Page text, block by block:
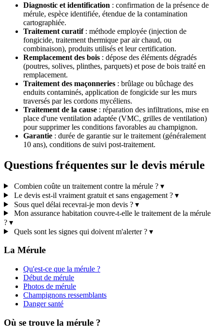
Diagnostic et identification : confirmation de la présence de
mérule, espèce identifiée, étendue de la contamination
cartographiée.
Traitement curatif: méthode employée (injection de
fongicide, traitement thermique par air chaud, ou
combinaison), produits utilisés et leur certification.
Remplacement des bois : dépose des éléments dégradés
(poutres, solives, plinthes, parquets) et pose de bois traité en
remplacement.
Traitement des maçonneries : brûlage ou bûchage des
enduits contaminés, application de fongicide sur les murs
traversés par les cordons mycéliens.
Traitement de la cause : réparation des infiltrations, mise en
place d'une ventilation adaptée (VMC, grilles de ventilation)
pour supprimer les conditions favorables au champignon.
Garantie : durée de garantie sur le traitement (généralement
10 ans), conditions de suivi post-traitement.
Questions fréquentes sur le devis mérule
Combien coûte un traitement contre la mérule ? ▾
Le devis est-il vraiment gratuit et sans engagement ? ▾
Sous quel délai recevrai-je mon devis ? ▾
Mon assurance habitation couvre-t-elle le traitement de la mérule
? ▾
Quels sont les signes qui doivent m'alerter ? ▾
La Mérule
Qu'est-ce que la mérule ?
Début de mérule
Photos de mérule
Champignons ressemblants
Danger santé
Où se trouve la mérule ?